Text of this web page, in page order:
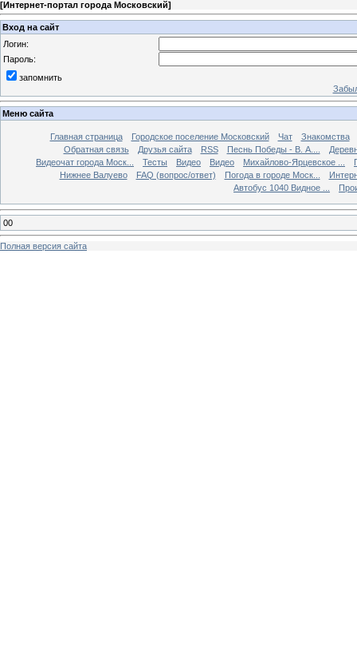
[Интернет-портал города Московский]
Вход на сайт
Логин:
Пароль:
запомнить
Меню сайта
Главная страница Городское поселение Московский Чат
Знакомства
Обратная связь
Друзья сайта RSS Песнь Победы - В. А....
Видеочат города Моск...
Тесты Видео Видео Михайлово-Ярцевское ...
Нижнее Валуево
FAQ (вопрос/ответ) Погода в городе Моск...
Автобус 1040 Видное ...
00
Полная версия сайта